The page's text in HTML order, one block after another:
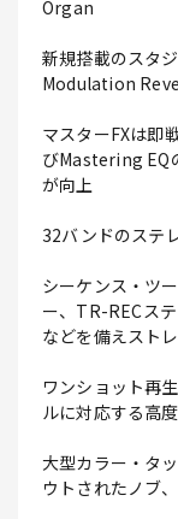
Organ
新規搭載のスタ
Modulation
マスターFXは即
びMastering EQ
が向上
32バンドのステ
シーケンス・ツ
ー、TR-RECス
などを備えスト
ワンショット再
ルに対応する高
大型カラー・タ
ウトされたノブ